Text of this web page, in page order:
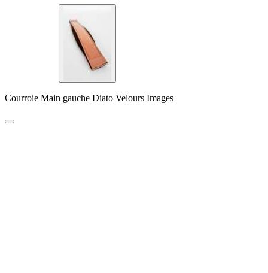
Courroie Main gauche Diato Velours Images